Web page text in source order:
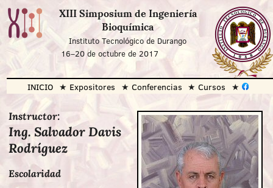
XIII Simposium de Ingeniería
Bioquímica
Instituto Tecnológico de Durango
16–20 de octubre de 2017
INICIO Expositores Conferencias Cursos
Instructor:
Ing. Salvador Davis
Rodríguez
Escolaridad